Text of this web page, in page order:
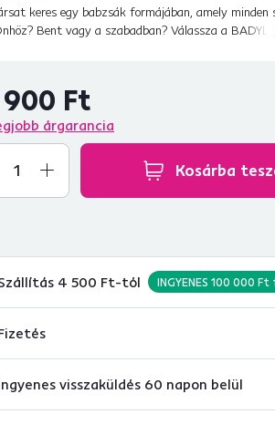
keres egy babzsák formájában, amely minden
Bent vagy a szabadban? Válassza a BADYL
Ft
árgarancia
Kosárba
4 500 Ft-tól INGYENES 100 000
visszaküldés 60 napon belül